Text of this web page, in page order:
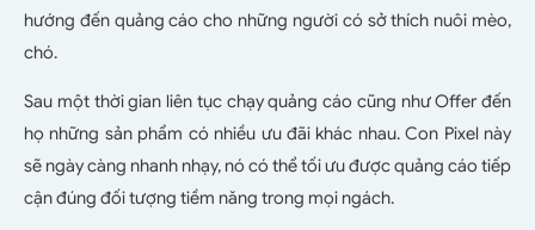
hướng đến quảng cáo cho những người có sở thích nuôi mèo,
chó.
Sau một thời gian liên tục chạy quảng cáo cũng như Offer đến
họ những sản phẩm có nhiều ưu đãi khác nhau. Con Pixel này
sẽ ngày càng nhanh nhạy, nó có thể tối ưu được quảng cáo tiếp
cận đúng đối tượng tiềm năng trong mọi ngách.